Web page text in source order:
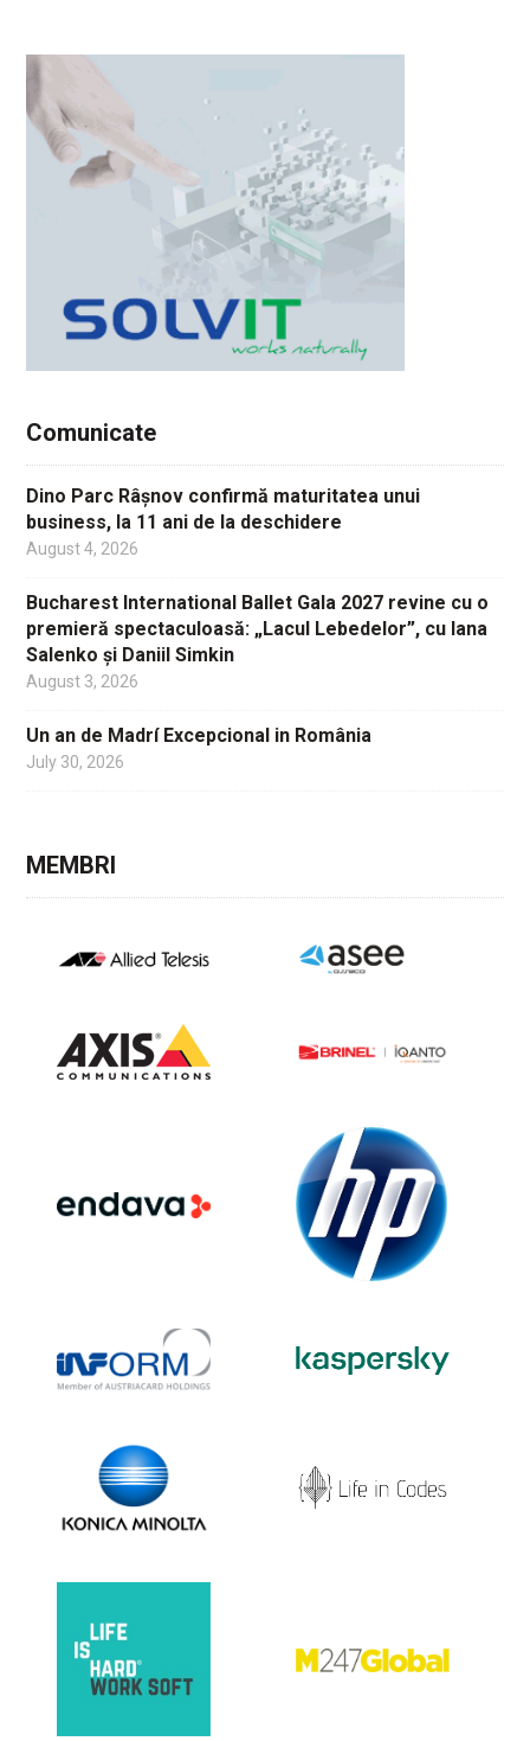
Comunicate
Dino Parc Râșnov confirmă maturitatea unui
business, la 11 ani de la deschidere
August 4, 2026
Bucharest International Ballet Gala 2027 revine cu o
premieră spectaculoasă: „Lacul Lebedelor”, cu Iana
Salenko și Daniil Simkin
August 3, 2026
Un an de Madrí Excepcional in România
July 30, 2026
MEMBRI